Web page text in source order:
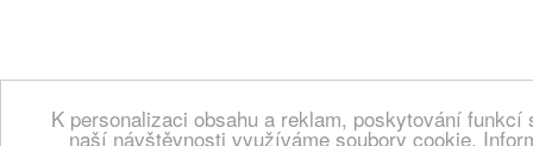
K personalizaci obsahu a reklam, poskytování
naší návštěvnosti využíváme soubory cookie.